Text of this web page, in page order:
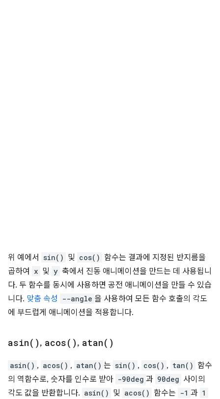
위 예에서 sin() 및 cos() 함수는 결과에 지정된 반지름을
곱하여
x 및 y 축에서 진동 애니메이션을 만드는 데 사용됩니
다. 두 함수를 동시에 사용하면 공전 애니메이션을 만들 수 있습
니다. 맞춤 속성 --angle 을 사용하여 모든 함수 호출의 각도
에 부드럽게 애니메이션을 적용합니다.
asin( ), acos( ), atan( )
asin() , acos() , atan() 는 sin() , cos() , tan() 함수
의 역함수로, 숫자를 인수로 받아 -90deg 과 90deg 사이의
각도 값을 반환합니다. asin() 및 acos() 함수는 -1 과 1